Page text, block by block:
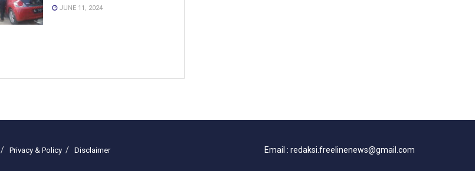
JUNE 11, 2024
Privacy & Policy Disclaimer Email : redaksi.freelinenews@gmail.com